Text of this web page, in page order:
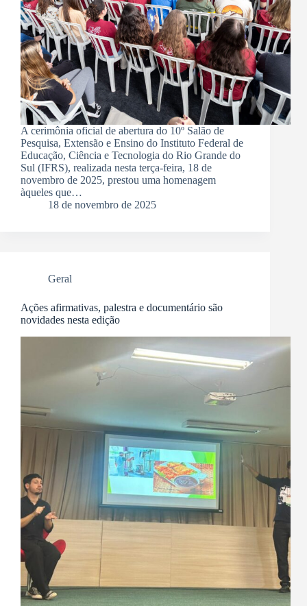
A cerimônia oficial de abertura do 10º Salão de
Pesquisa, Extensão e Ensino do Instituto Federal de
Educação, Ciência e Tecnologia do Rio Grande do
Sul (IFRS), realizada nesta terça-feira, 18 de
novembro de 2025, prestou uma homenagem
àqueles que…
18 de novembro de 2025
Geral
Ações afirmativas, palestra e documentário são
novidades nesta edição